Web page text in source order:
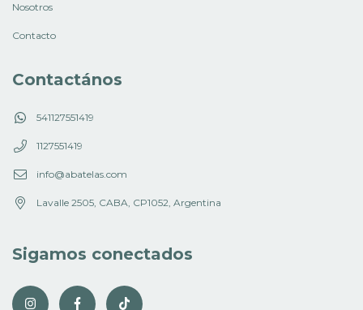
Nosotros
Contacto
Contactános
541127551419
1127551419
info@abatelas.com
Lavalle 2505, CABA, CP1052, Argentina
Sigamos conectados